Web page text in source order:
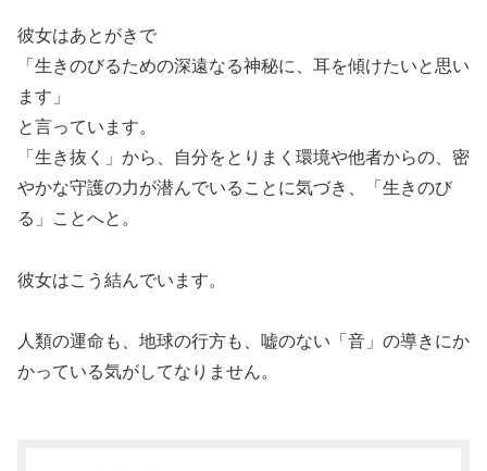
彼女はあとがきで
「生きのびるための深遠なる神秘に、耳を傾けたいと思い
ます」
と言っています。
「生き抜く」から、自分をとりまく環境や他者からの、密
やかな守護の力が潜んでいることに気づき、「生きのび
る」ことへと。
彼女はこう結んでいます。
人類の運命も、地球の行方も、嘘のない「音」の導きにか
かっている気がしてなりません。